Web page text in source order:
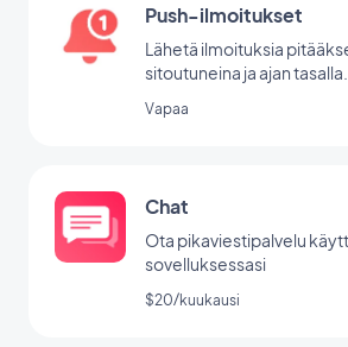
Push-ilmoitukset
Lähetä ilmoituksia
sitoutuneina ja ajan tasalla.
Vapaa
Chat
Ota pikaviestipalvelu
sovelluksessasi
$20/kuukausi